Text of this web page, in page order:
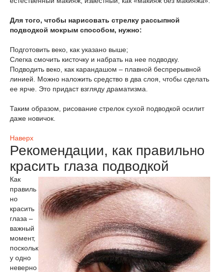
Для того, чтобы нарисовать стрелку рассыпной
подводкой мокрым способом, нужно:
Подготовить веко, как указано выше;
Слегка смочить кисточку и набрать на нее подводку.
Подводить веко, как карандашом – плавной беспрерывной
линией. Можно наложить средство в два слоя, чтобы сделать
ее ярче. Это придаст взгляду драматизма.
Таким образом, рисование стрелок сухой подводкой осилит
даже новичок.
Наверх
Рекомендации, как правильно
красить глаза подводкой
Как
правиль
но
красить
глаза –
важный
момент,
поскольк
у одно
неверно